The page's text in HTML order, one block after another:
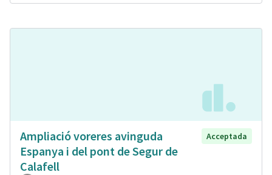
Ampliació voreres avinguda
Espanya i del pont de Segur de
Calafell
Acceptada